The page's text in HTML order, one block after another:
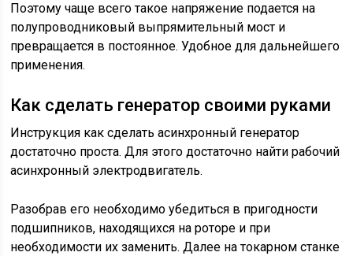
Поэтому чаще всего такое напряжение подается на
полупроводниковый выпрямительный мост и
превращается в постоянное. Удобное для дальнейшего
применения.
Как сделать генератор своими руками
Инструкция как сделать асинхронный генератор
достаточно проста. Для этого достаточно найти рабочий
асинхронный электродвигатель.
Разобрав его необходимо убедиться в пригодности
подшипников, находящихся на роторе и при
необходимости их заменить. Далее на токарном станке